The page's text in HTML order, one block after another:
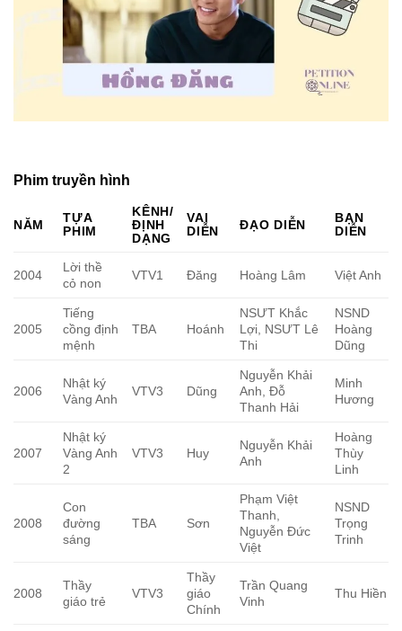
Phim truyền hình
NĂM
TỰA
PHIM
KÊNH/
ĐỊNH
DẠNG
VAI
DIỄN
ĐẠO DIỄN
BẠN
DIỄN
2004
Lời thề
cỏ non
VTV1 Đăng Hoàng Lâm Việt Anh
2005
Tiếng
cồng định
mệnh
TBA Hoánh
NSƯT Khắc
Lợi, NSƯT Lê
Thi
NSND
Hoàng
Dũng
2006
Nhật ký
Vàng Anh
VTV3 Dũng
Nguyễn Khải
Anh, Đỗ
Thanh Hải
Minh
Hương
2007
Nhật ký
Vàng Anh
2
VTV3 Huy
Nguyễn Khải
Anh
Hoàng
Thùy
Linh
2008
Con
đường
sáng
TBA Sơn
Phạm Việt
Thanh,
Nguyễn Đức
Việt
NSND
Trọng
Trinh
2008
Thầy
giáo trẻ
VTV3
Thầy
giáo
Chính
Trần Quang
Vinh
Thu Hiền